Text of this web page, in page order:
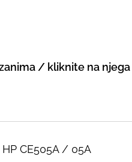
/ kliknite na
CE505A / 05A